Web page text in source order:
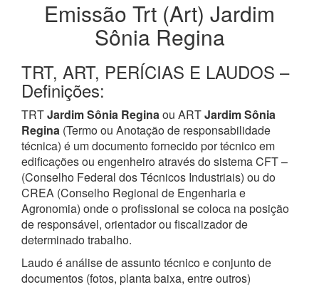
Emissão Trt (Art) Jardim
Sônia Regina
TRT, ART, PERÍCIAS E LAUDOS –
Definições:
TRTJardim Sônia Reginaou ARTJardim Sônia
Regina (Termo ou Anotação de responsabilidade
técnica) é um documento fornecido por técnico em
edificações ou engenheiro através do sistema CFT –
(Conselho Federal dos Técnicos Industriais) ou do
CREA (Conselho Regional de Engenharia e
Agronomia) onde o profissional se coloca na posição
de responsável, orientador ou fiscalizador de
determinado trabalho.
Laudo é análise de assunto técnico e conjunto de
documentos (fotos, planta baixa, entre outros)